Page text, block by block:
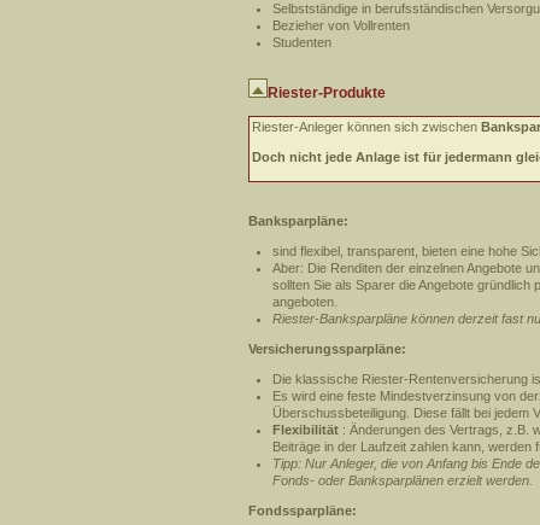
Selbstständige in berufsständischen
Bezieher von Vollrenten
Studenten
Riester-Produkte
Riester-Anleger können sich zwischen
Doch nicht jede Anlage ist für jedermann
Banksparpläne:
sind flexibel, transparent, bieten eine hohe
Aber: Die Renditen der einzelnen Angebote
sollten Sie als Sparer die Angebote
angeboten.
Riester-Banksparpläne können derzeit fast
Versicherungssparpläne:
Die klassische Riester-Rentenversicherung
Es wird eine feste Mindestverzinsung von
Überschussbeteiligung. Diese fällt bei jedem
Flexibilität : Änderungen des Vertrags, z.B.
Beiträge in der Laufzeit zahlen kann, werden
Tipp: Nur Anleger, die von Anfang bis Ende
Fonds- oder Banksparplänen erzielt werden.
Fondssparpläne: